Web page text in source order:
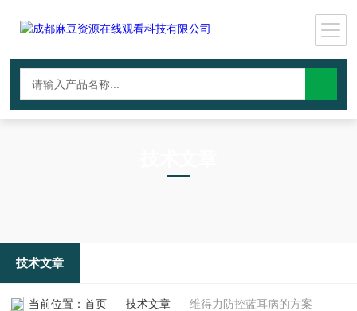
技术文章
当前位置： 首页 技术文章 维得力防控蓝耳病的方案